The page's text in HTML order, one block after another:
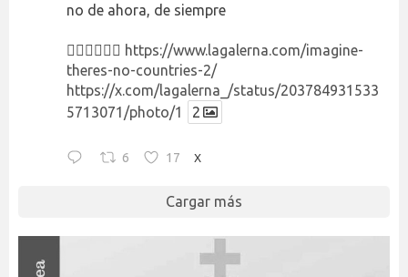
no de ahora, de siempre
👉🏻👉🏻👉🏻 https://www.lagalerna.com/imagine-
theres-no-countries-2/
https://x.com/lagalerna_/status/203784931533
5713071/photo/1
2
6 17 X
Cargar más